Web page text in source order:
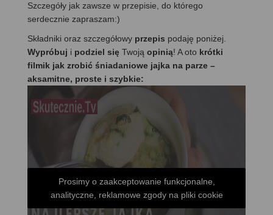
Szczegóły jak zawsze w przepisie, do którego
serdecznie zapraszam:)
Składniki oraz szczegółowy przepis podaję poniżej.
Wypróbuj i podziel się Twoją opinią! A oto krótki
filmik jak zrobić śniadaniowe jajka na parze –
aksamitne, proste i szybkie:
Prosimy o zaakceptowanie funkcjonalne,
analityczne, reklamowe zgody na pliki cookie